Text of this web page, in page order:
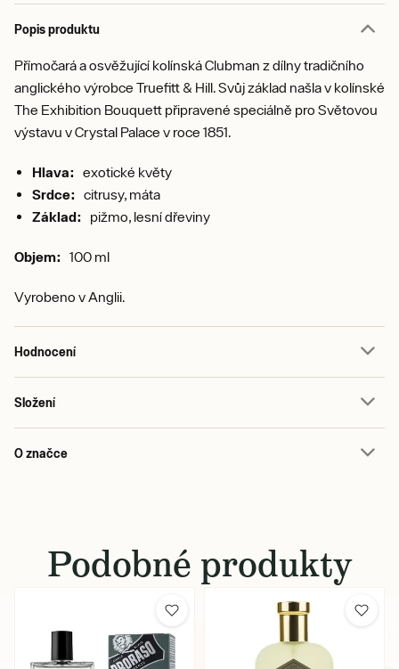
Popis produktu
Přímočará a osvěžující kolínská Clubman z dílny tradičního
anglického výrobce Truefitt & Hill. Svůj základ našla v kolínské
The Exhibition Bouquett připravené speciálně pro Světovou
výstavu v Crystal Palace v roce 1851.
Hlava: exotické květy
Srdce: citrusy, máta
Základ: pižmo, lesní dřeviny
Objem: 100 ml
Vyrobeno v Anglii.
Hodnocení
Složení
O značce
Podobné produkty